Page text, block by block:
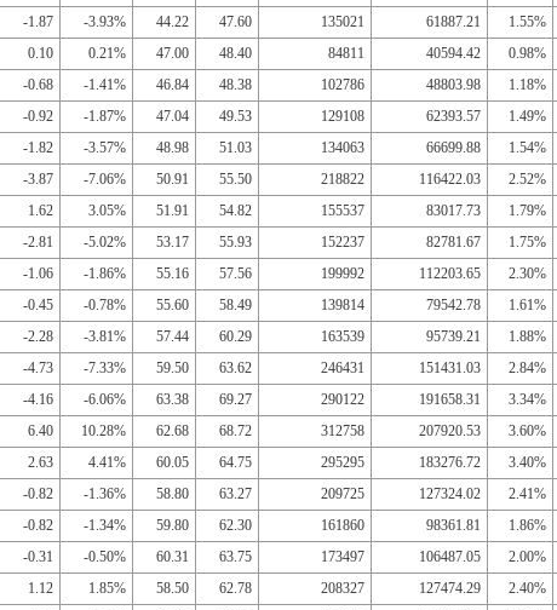
-1.87 -3.93% 44.22 47.60 135021 61887.21 1.55%
0.10 0.21% 47.00 48.40 84811 40594.42 0.98%
-0.68 -1.41% 46.84 48.38 102786 48803.98 1.18%
-0.92 -1.87% 47.04 49.53 129108 62393.57 1.49%
-1.82 -3.57% 48.98 51.03 134063 66699.88 1.54%
-3.87 -7.06% 50.91 55.50 218822 116422.03 2.52%
1.62 3.05% 51.91 54.82 155537 83017.73 1.79%
-2.81 -5.02% 53.17 55.93 152237 82781.67 1.75%
-1.06 -1.86% 55.16 57.56 199992 112203.65 2.30%
-0.45 -0.78% 55.60 58.49 139814 79542.78 1.61%
-2.28 -3.81% 57.44 60.29 163539 95739.21 1.88%
-4.73 -7.33% 59.50 63.62 246431 151431.03 2.84%
-4.16 -6.06% 63.38 69.27 290122 191658.31 3.34%
6.40 10.28% 62.68 68.72 312758 207920.53 3.60%
2.63 4.41% 60.05 64.75 295295 183276.72 3.40%
-0.82 -1.36% 58.80 63.27 209725 127324.02 2.41%
-0.82 -1.34% 59.80 62.30 161860 98361.81 1.86%
-0.31 -0.50% 60.31 63.75 173497 106487.05 2.00%
1.12 1.85% 58.50 62.78 208327 127474.29 2.40%